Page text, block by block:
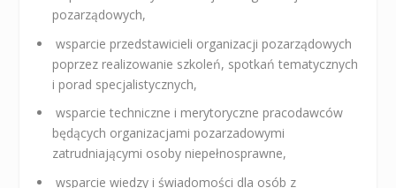
pozarządowych,
wsparcie przedstawicieli organizacji pozarządowych
poprzez realizowanie szkoleń, spotkań tematycznych
i porad specjalistycznych,
wsparcie techniczne i merytoryczne pracodawców
będących organizacjami pozarzadowymi
zatrudniającymi osoby niepełnosprawne,
wsparcie wiedzy i świadomości dla osób z